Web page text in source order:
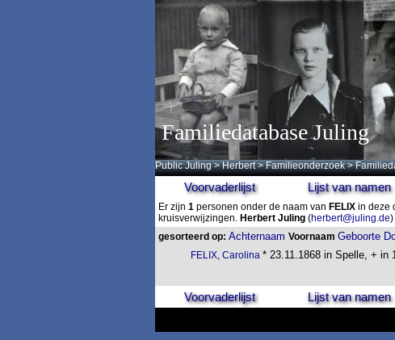
Familiedatabase Juling
Public Juling >Herbert >Familieonderzoek >
Voorvaderlijst Lijst van namen
Er zijn 1 personen onder de naam van FELIX in deze
kruisverwijzingen. Herbert Juling (herbert@juling.de)
gesorteerd op: Achternaam Voornaam Geboorte
FELIX, Carolina * 23.11.1868 in Spelle, + in
Voorvaderlijst Lijst van namen